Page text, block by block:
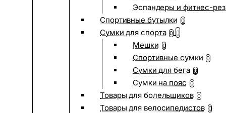
Эспандеры и фитнес-
Спортивные бутылки 0
Сумки для спорта 0
Мешки 0
Спортивные сумки 0
Сумки для бега 0
Сумки на пояс 0
Товары для болельщиков 0
Товары для велосипедистов 0